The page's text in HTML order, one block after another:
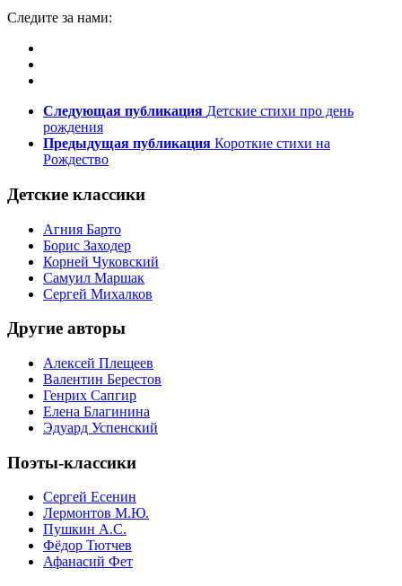
Следите за нами:
Следующая публикация Детские стихи про день
рождения
Предыдущая публикация Короткие стихи на
Рождество
Детские классики
Агния Барто
Борис Заходер
Корней Чуковский
Самуил Маршак
Сергей Михалков
Другие авторы
Алексей Плещеев
Валентин Берестов
Генрих Сапгир
Елена Благинина
Эдуард Успенский
Поэты-классики
Сергей Есенин
Лермонтов М.Ю.
Пушкин А.С.
Фёдор Тютчев
Афанасий Фет